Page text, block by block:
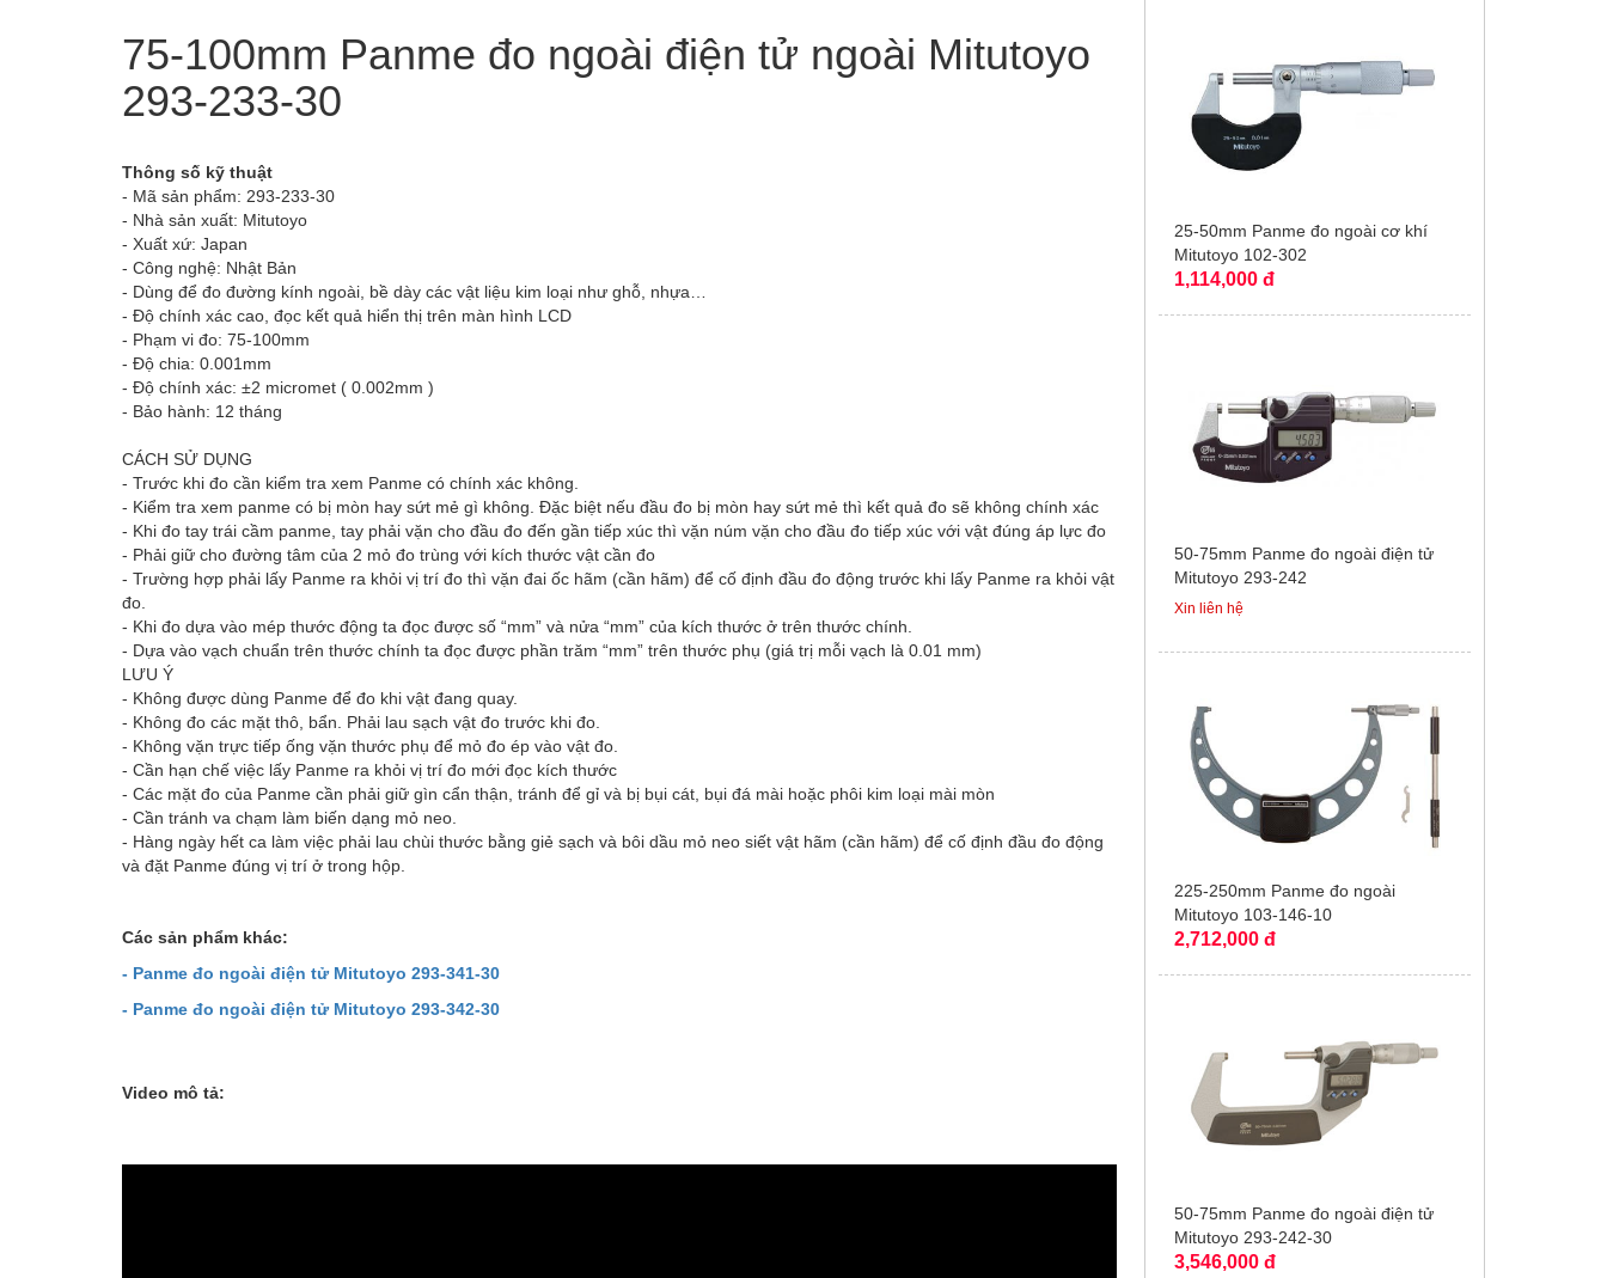
75-100mm Panme đo ngoài điện tử ngoài Mitutoyo
293-233-30
Thông số kỹ thuật
- Mã sản phẩm: 293-233-30
- Nhà sản xuất: Mitutoyo
- Xuất xứ: Japan
- Công nghệ: Nhật Bản
- Dùng để đo đường kính ngoài, bề dày các vật liệu kim loại như ghỗ, nhựa…
- Độ chính xác cao, đọc kết quả hiển thị trên màn hình LCD
- Phạm vi đo: 75-100mm
- Độ chia: 0.001mm
- Độ chính xác: ±2 micromet ( 0.002mm )
- Bảo hành: 12 tháng
CÁCH SỬ DỤNG
- Trước khi đo cần kiểm tra xem Panme có chính xác không.
- Kiểm tra xem panme có bị mòn hay sứt mẻ gì không. Đặc biệt nếu đầu đo bị mòn hay sứt mẻ thì kết quả đo sẽ không chính xác
- Khi đo tay trái cầm panme, tay phải vặn cho đầu đo đến gần tiếp xúc thì vặn núm vặn cho đầu đo tiếp xúc với vật đúng áp lực đo
- Phải giữ cho đường tâm của 2 mỏ đo trùng với kích thước vật cần đo
- Trường hợp phải lấy Panme ra khỏi vị trí đo thì vặn đai ốc hãm (cần hãm) để cố định đầu đo động trước khi lấy Panme ra khỏi vật
đo.
- Khi đo dựa vào mép thước động ta đọc được số “mm” và nửa “mm” của kích thước ở trên thước chính.
- Dựa vào vạch chuẩn trên thước chính ta đọc được phần trăm “mm” trên thước phụ (giá trị mỗi vạch là 0.01 mm)
LƯU Ý
- Không được dùng Panme để đo khi vật đang quay.
- Không đo các mặt thô, bẩn. Phải lau sạch vật đo trước khi đo.
- Không vặn trực tiếp ống vặn thước phụ để mỏ đo ép vào vật đo.
- Cần hạn chế việc lấy Panme ra khỏi vị trí đo mới đọc kích thước
- Các mặt đo của Panme cần phải giữ gìn cẩn thận, tránh để gỉ và bị bụi cát, bụi đá mài hoặc phôi kim loại mài mòn
- Cần tránh va chạm làm biến dạng mỏ neo.
- Hàng ngày hết ca làm việc phải lau chùi thước bằng giẻ sạch và bôi dầu mỏ neo siết vật hãm (cần hãm) để cố định đầu đo động
và đặt Panme đúng vị trí ở trong hộp.
Các sản phẩm khác:
- Panme đo ngoài điện tử Mitutoyo 293-341-30
- Panme đo ngoài điện tử Mitutoyo 293-342-30
Video mô tả:
25-50mm Panme đo ngoài cơ khí
Mitutoyo 102-302
1,114,000 đ
50-75mm Panme đo ngoài điện tử
Mitutoyo 293-242
Xin liên hệ
225-250mm Panme đo ngoài
Mitutoyo 103-146-10
2,712,000 đ
50-75mm Panme đo ngoài điện tử
Mitutoyo 293-242-30
3,546,000 đ